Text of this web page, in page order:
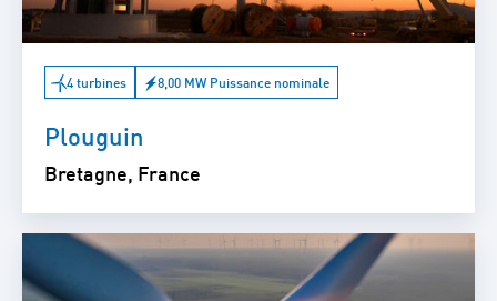
4 turbines 8,00 MW Puissance nominale
Plouguin
Bretagne, France